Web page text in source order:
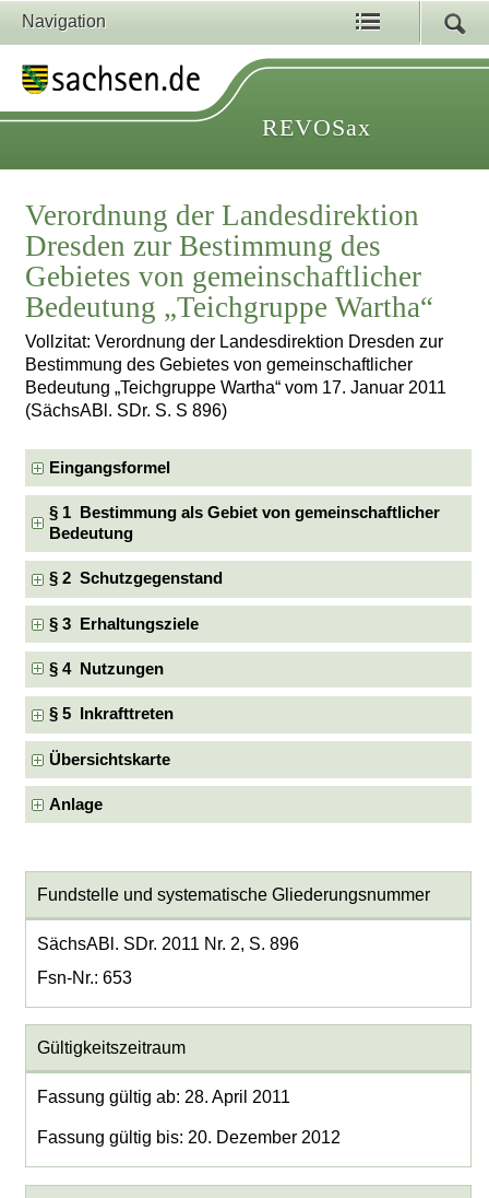
Navigation
REVOSax
Verordnung der Landesdirektion
Dresden zur Bestimmung des
Gebietes von gemeinschaftlicher
Bedeutung „Teichgruppe Wartha“
Vollzitat: Verordnung der Landesdirektion Dresden zur
Bestimmung des Gebietes von gemeinschaftlicher
Bedeutung „Teichgruppe Wartha“ vom 17. Januar 2011
(SächsABl. SDr. S. S 896)
Eingangsformel
§ 1 Bestimmung als Gebiet von gemeinschaftlicher
Bedeutung
§ 2 Schutzgegenstand
§ 3 Erhaltungsziele
§ 4 Nutzungen
§ 5 Inkrafttreten
Übersichtskarte
Anlage
Fundstelle und systematische Gliederungsnummer
SächsABl. SDr. 2011 Nr. 2, S. 896
Fsn-Nr.: 653
Gültigkeitszeitraum
Fassung gültig ab: 28. April 2011
Fassung gültig bis: 20. Dezember 2012